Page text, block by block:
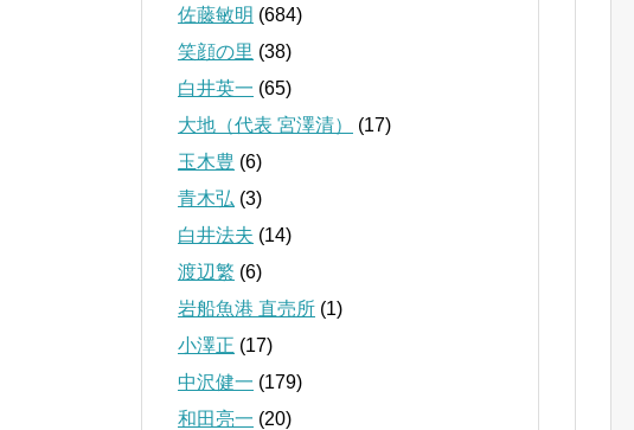
佐藤敏明 (684)
笑顔の里 (38)
白井英一 (65)
大地（代表 宮澤清）
(17)
玉木豊 (6)
青木弘 (3)
白井法夫 (14)
渡辺繁 (6)
岩船魚港 直売所 (1)
小澤正 (17)
中沢健一 (179)
和田亮一 (20)